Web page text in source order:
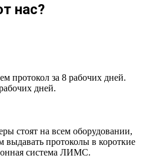
нас?
протокол за 8 рабочих дней.
дней.
стоят на всем оборудовании,
выдавать протоколы в короткие
система ЛИМС.